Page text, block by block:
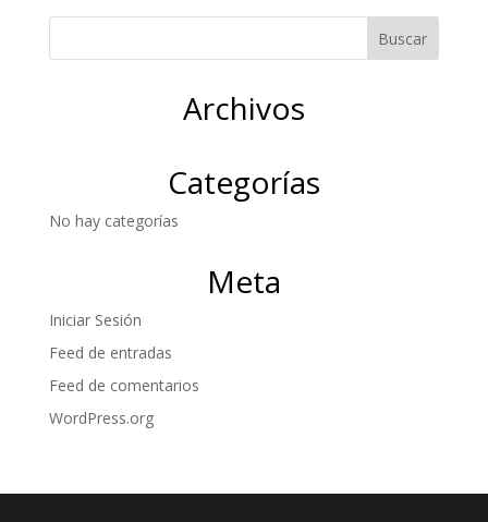
Archivos
Categorías
No hay categorías
Meta
Iniciar Sesión
Feed de entradas
Feed de comentarios
WordPress.org